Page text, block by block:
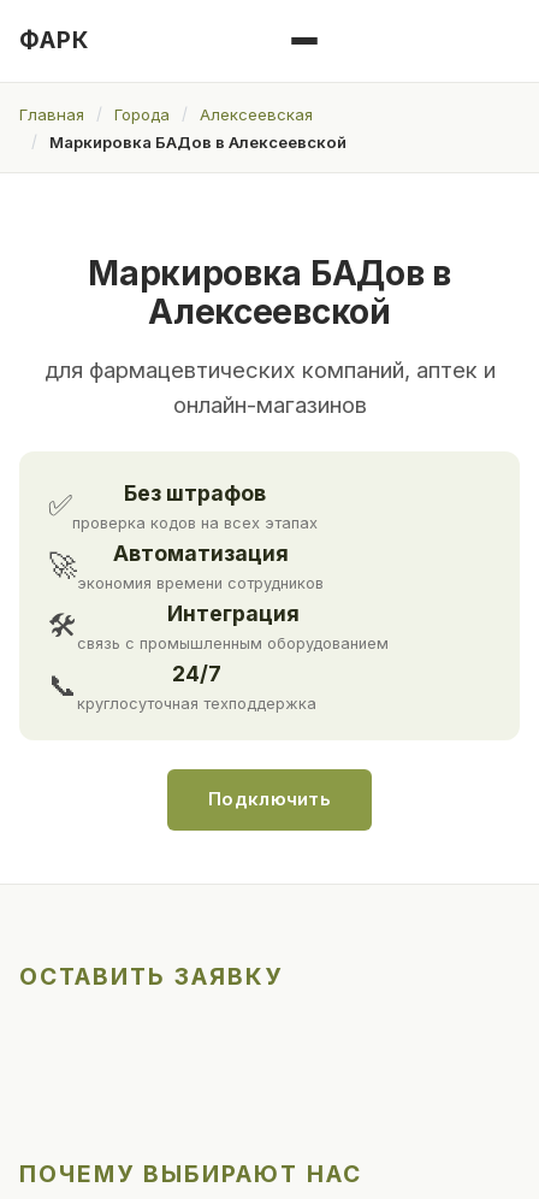
ФАРК
Главная Города
Алексеевская
Маркировка БАДов в Алексеевской
Маркировка БАДов в
Алексеевской
для фармацевтических компаний, аптек и
онлайн-магазинов
✅ Без штрафов
проверка кодов на всех этапах
🚀 Автоматизация
экономия времени сотрудников
🛠 Интеграция
связь с промышленным оборудованием
📞 24/7
круглосуточная техподдержка
Подключить
ОСТАВИТЬ ЗАЯВКУ
ПОЧЕМУ ВЫБИРАЮТ НАС